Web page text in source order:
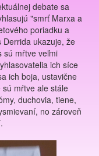
debate sa
"smrť Marxa a
poriadku a
ukazuje, že
sú mŕtve veľmi
ich síce
ich boja, ustavične
mŕtve ale stále
duchovia, tiene,
no zároveň